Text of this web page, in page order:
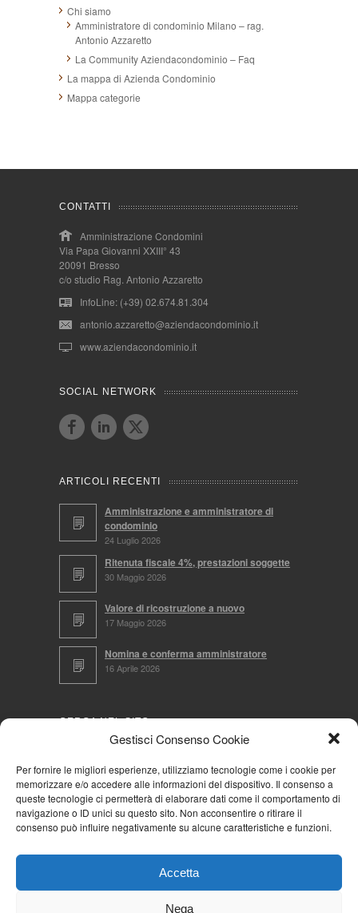
Gestisci Consenso Cookie
Per fornire le migliori esperienze, utilizziamo tecnologie come i cookie per
memorizzare e/o accedere alle informazioni del dispositivo. Il consenso a
queste tecnologie ci permetterà di elaborare dati come il comportamento di
navigazione o ID unici su questo sito. Non acconsentire o ritirare il
consenso può influire negativamente su alcune caratteristiche e funzioni.
Accetta
Nega
Chi siamo
Amministratore di condominio Milano – rag.
Antonio Azzaretto
La Community Aziendacondominio – Faq
La mappa di Azienda Condominio
Mappa categorie
CONTATTI
Amministrazione Condomini
Via Papa Giovanni XXIII° 43
20091 Bresso
c/o studio Rag. Antonio Azzaretto
InfoLine: (+39) 02.674.81.304
antonio.azzaretto@aziendacondominio.it
www.aziendacondominio.it
SOCIAL NETWORK
ARTICOLI RECENTI
Amministrazione e amministratore di
condominio
24 Luglio 2026
Ritenuta fiscale 4%, prestazioni soggette
30 Maggio 2026
Valore di ricostruzione a nuovo
17 Maggio 2026
Nomina e conferma amministratore
16 Aprile 2026
CERCA NEL SITO
NAVIGA PER
Mappa completa
Cookie Policy (UE)